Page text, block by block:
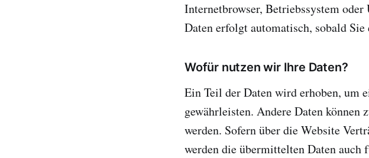
Internetbrowser, Betriebssystem
Daten erfolgt automatisch, sobald Sie
Wofür nutzen wir Ihre Daten?
Ein Teil der Daten wird erhoben, um
gewährleisten. Andere Daten können
werden. Sofern über die Website
werden die übermittelten Daten auch